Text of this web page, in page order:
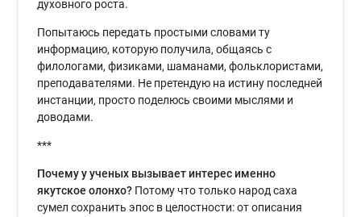
духовного роста.
Попытаюсь передать простыми словами ту
информацию, которую получила, общаясь с
филологами, физиками, шаманами, фольклористами,
преподавателями. Не претендую на истину последней
инстанции, просто поделюсь своими мыслями и
доводами.
***
Почему у ученых вызывает интерес именно
якутское олонхо? Потому что только народ саха
сумел сохранить эпос в целостности: от описания